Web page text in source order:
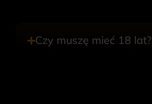
Czy muszę mieć 18 lat?